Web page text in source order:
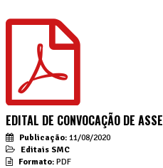
EDITAL DE CONVOCAÇÃO DE
Publicação: 11/08/2020
Editais SMC
Formato: PDF